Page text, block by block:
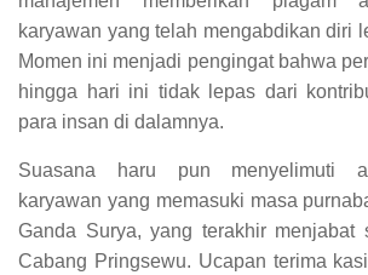
karyawan yang telah mengabdikan diri
Momen ini menjadi pengingat bahwa
hingga hari ini tidak lepas dari
para insan di dalamnya.
Suasana haru pun menyelimuti
karyawan yang memasuki masa
Ganda Surya, yang terakhir menjabat
Cabang Pringsewu. Ucapan terima